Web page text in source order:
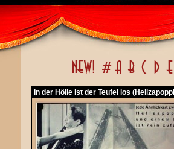
In der Hölle ist der Teufel los